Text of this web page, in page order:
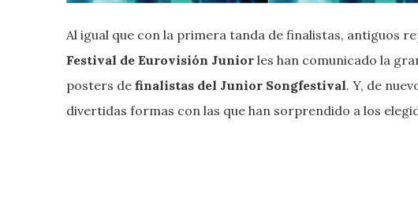
Al igual que con la primera tanda de finalistas, antiguos
Festival de Eurovisión Junior les han comunicado la
posters de finalistas del Junior Songfestival. Y, de
divertidas formas con las que han sorprendido a los